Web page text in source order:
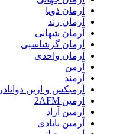
آرمان ذویا
آرمان زند
آرمان شهابی
آرمان گرشاسبی
آرمان واحدی
آرمن
آرمند
آرمیکس و ارین دوانادرا
آرمین 2AFM
آرمین آراد
آرمین بابادی